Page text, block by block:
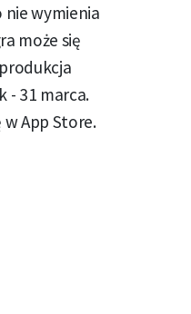
wymienia
może się
- 31 marca.
App Store.